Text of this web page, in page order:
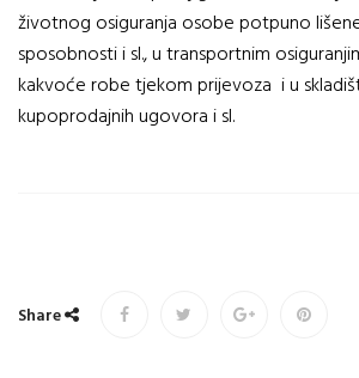
životnog osiguranja osobe potpuno
sposobnosti i sl., u transportnim
kakvoće robe tjekom prijevoza i u
kupoprodajnih ugovora i sl.
Share